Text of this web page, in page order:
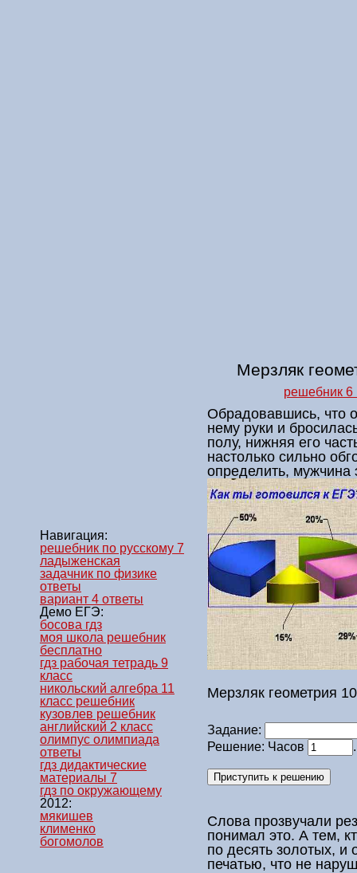
Мерзляк
решебник 6
Навигация:
решебник по русскому 7
ладыженская
задачник по физике
ответы
вариант 4 ответы
Демо ЕГЭ:
босова гдз
моя школа решебник
бесплатно
гдз рабочая тетрадь 9
класс
никольский алгебра 11
класс решебник
кузовлев решебник
английский 2 класс
олимпус олимпиада
ответы
гдз дидактические
материалы 7
гдз по окружающему
2012:
мякишев
клименко
богомолов
Обрадовавшись, что
нему руки и
полу, нижняя его
настолько сильно
определить,
Мерзляк геометрия
Задание:
Решение: Часов
Слова прозвучали
понимал это. А тем,
по десять золотых,
печатью, что не